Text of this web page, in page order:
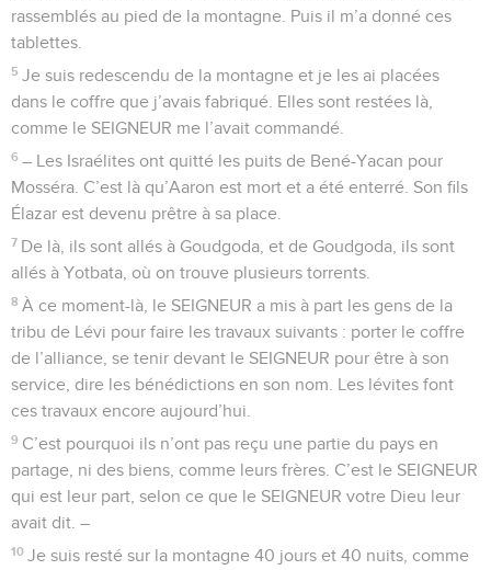
rassemblés au pied de la montagne. Puis il m’a donné ces
tablettes.
5 Je suis redescendu de la montagne et je les ai placées
dans le coffre que j’avais fabriqué. Elles sont restées là,
comme le SEIGNEUR me l’avait commandé.
6 – Les Israélites ont quitté les puits de Bené-Yacan pour
Mosséra. C’est là qu’Aaron est mort et a été enterré. Son fils
Élazar est devenu prêtre à sa place.
7 De là, ils sont allés à Goudgoda, et de Goudgoda, ils sont
allés à Yotbata, où on trouve plusieurs torrents.
8 À ce moment-là, le SEIGNEUR a mis à part les gens de la
tribu de Lévi pour faire les travaux suivants : porter le coffre
de l’alliance, se tenir devant le SEIGNEUR pour être à son
service, dire les bénédictions en son nom. Les lévites font
ces travaux encore aujourd’hui.
9 C’est pourquoi ils n’ont pas reçu une partie du pays en
partage, ni des biens, comme leurs frères. C’est le SEIGNEUR
qui est leur part, selon ce que le SEIGNEUR votre Dieu leur
avait dit. –
10 Je suis resté sur la montagne 40 jours et 40 nuits, comme